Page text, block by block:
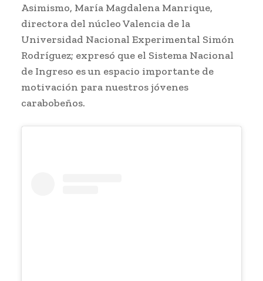
Asimismo, María Magdalena Manrique,
directora del núcleo Valencia de la
Universidad Nacional Experimental Simón
Rodríguez; expresó que el Sistema Nacional
de Ingreso es un espacio importante de
motivación para nuestros jóvenes
carabobeños.